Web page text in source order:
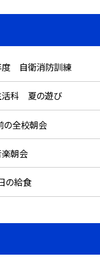
度 自衛消防訓練
科 夏の遊び
の全校朝会
朝会
の給食